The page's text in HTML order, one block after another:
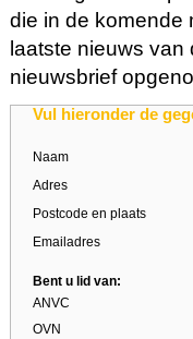
die in de komende
laatste nieuws
nieuwsbrief
Vul hieronder de
Naam
Adres
Postcode en plaats
Emailadres
Bent u lid van:
ANVC
OVN